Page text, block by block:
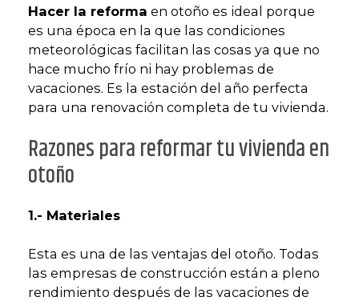
Hacer la reforma en otoño es ideal porque
es una época en la que las condiciones
meteorológicas facilitan las cosas ya que no
hace mucho frío ni hay problemas de
vacaciones. Es la estación del año perfecta
para una renovación completa de tu vivienda.
Razones para reformar tu vivienda en
otoño
1.- Materiales
Esta es una de las ventajas del otoño. Todas
las empresas de construcción están a pleno
rendimiento después de las vacaciones de